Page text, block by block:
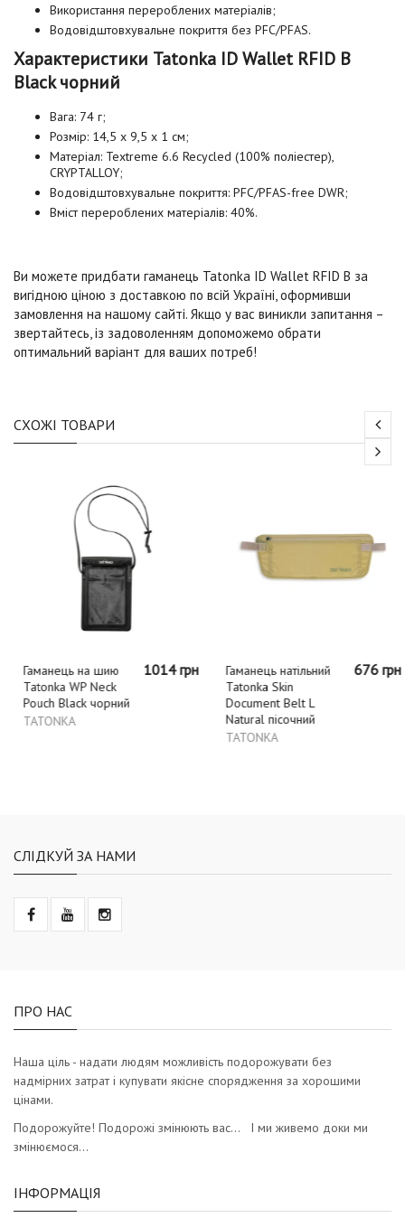
Використання перероблених матеріалів;
Водовідштовхувальне покриття без PFC/PFAS.
Характеристики Tatonka ID Wallet RFID B
Black чорний
Вага: 74 г;
Розмір: 14,5 x 9,5 x 1 см;
Матеріал: Textreme 6.6 Recycled (100% поліестер),
CRYPTALLOY;
Водовідштовхувальне покриття: PFC/PFAS-free DWR;
Вміст перероблених матеріалів: 40%.
Ви можете придбати гаманець Tatonka ID Wallet RFID B за
вигідною ціною з доставкою по всій Україні, оформивши
замовлення на нашому сайті. Якщо у вас виникли запитання –
звертайтесь, із задоволенням допоможемо обрати
оптимальний варіант для ваших потреб!
СХОЖІ ТОВАРИ
Гаманець на шию
Tatonka WP Neck
Pouch Black чорний
TATONKA
1014 грн
Гаманець натільний
Tatonka Skin
Document Belt L
Natural пісочний
TATONKA
676 грн
СЛІДКУЙ ЗА НАМИ
ПРО НАС
Наша ціль - надати людям можливість подорожувати без
надмірних затрат і купувати якісне спорядження за хорошими
цінами.
Подорожуйте! Подорожі змінюють вас… І ми живемо доки ми
змінюємося…
ІНФОРМАЦІЯ